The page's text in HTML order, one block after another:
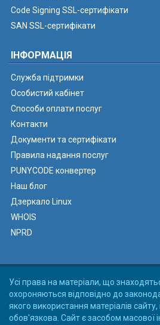
Code Signing SSL-сертифікати
SAN SSL-сертифікати
ІНФОРМАЦІЯ
Служба підтримки
Особистий кабінет
Способи оплати послуг
Контакти
Документи та сертифікати
Правила надання послуг
PUNYCODE конвертер
Наш блог
Дзеркало Linux
WHOIS
NPRD
Усі права на матеріали, що
охороняються відповідно до
якого використання матеріалів
обов'язкова. Сайт є засобом масової